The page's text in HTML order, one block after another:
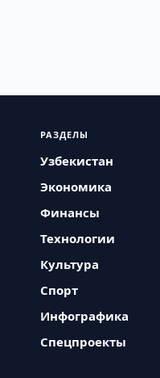
РАЗДЕЛЫ
Узбекистан
Экономика
Финансы
Технологии
Культура
Спорт
Инфографика
Спецпроекты